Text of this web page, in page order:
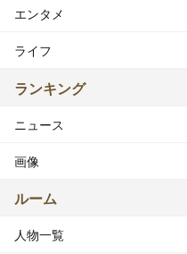
エンタメ
ライフ
ランキング
ニュース
画像
ルーム
人物一覧